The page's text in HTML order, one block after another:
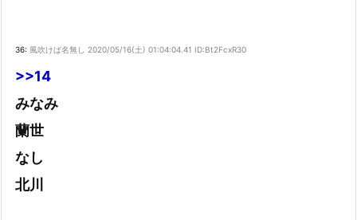
36: 風吹けば名無し 2020/05/16(土) 01:04:04.41 ID:Bt2FcxR30
>>14
みなみ
蘭世
なし
北川